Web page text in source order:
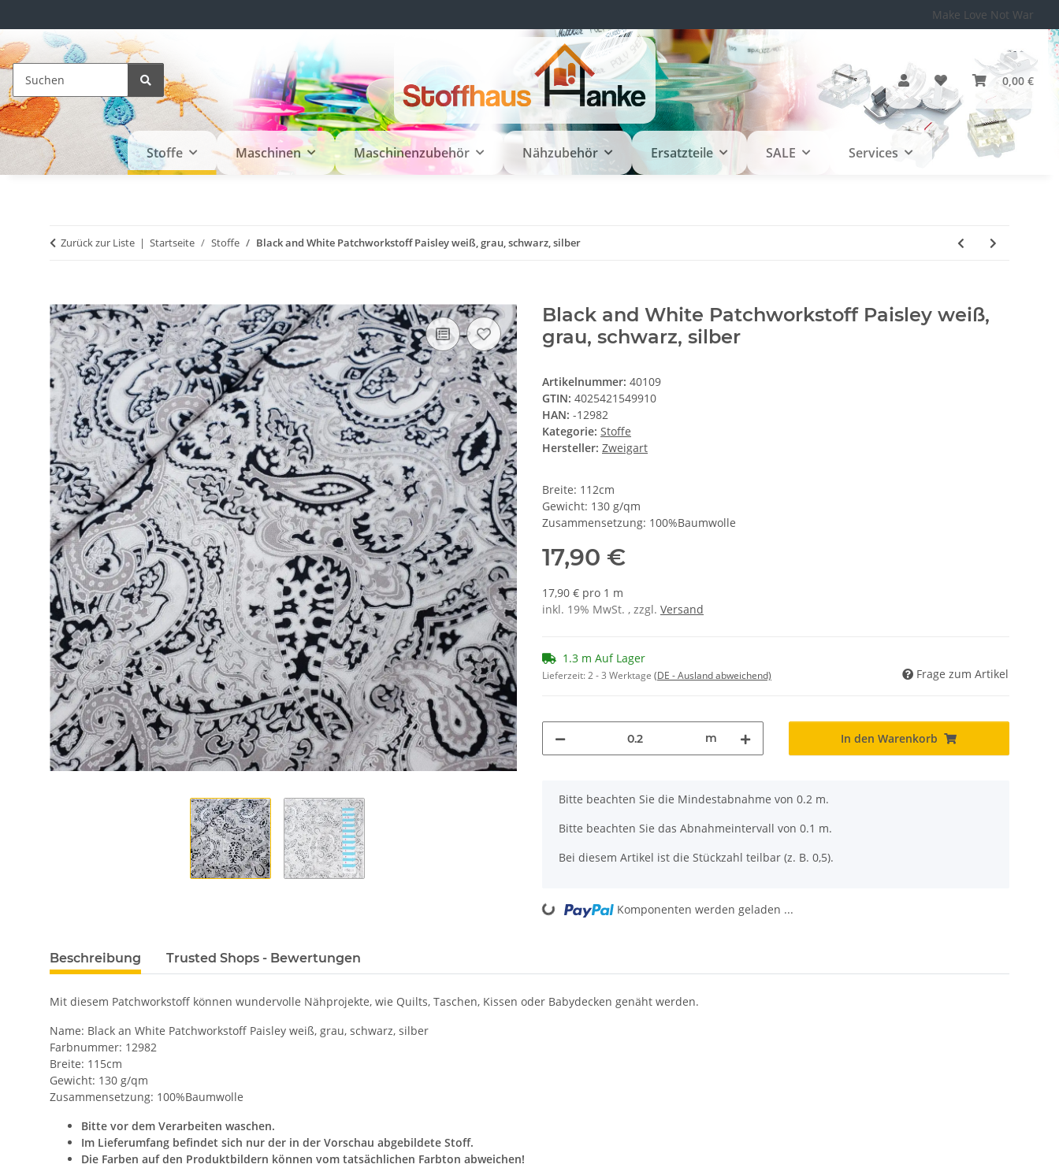
Make Love Not War
0,00 €
Stoffe Maschinen Maschinenzubehör Nähzubehör Ersatzteile SALE Services
Zurück zur Liste Startseite Stoffe Black and White Patchworkstoff Paisley weiß, grau, schwarz, silber
Black and White Patchworkstoff Paisley weiß,
grau, schwarz, silber
Artikelnummer: 40109
GTIN: 4025421549910
HAN: -12982
Kategorie: Stoffe
Hersteller: Zweigart
Breite: 112cm
Gewicht: 130 g/qm
Zusammensetzung: 100%Baumwolle
17,90 €
17,90 € pro 1 m
inkl. 19% MwSt. , zzgl. Versand
1.3 m Auf Lager
Lieferzeit:2 - 3 Werktage (DE - Ausland abweichend) Frage zum Artikel
m In den Warenkorb
x
Bitte beachten Sie die Mindestabnahme von 0.2 m.
Bitte beachten Sie das Abnahmeintervall von 0.1 m.
Bei diesem Artikel ist die Stückzahl teilbar (z. B. 0,5).
Loading... Komponenten werden geladen ...
Beschreibung Trusted Shops - Bewertungen
Mit diesem Patchworkstoff können wundervolle Nähprojekte, wie Quilts, Taschen, Kissen oder Babydecken genäht werden.
Name: Black an White Patchworkstoff Paisley weiß, grau, schwarz, silber
Farbnummer: 12982
Breite: 115cm
Gewicht: 130 g/qm
Zusammensetzung: 100%Baumwolle
Bitte vor dem Verarbeiten waschen.
Im Lieferumfang befindet sich nur der in der Vorschau abgebildete Stoff.
Die Farben auf den Produktbildern können vom tatsächlichen Farbton abweichen!